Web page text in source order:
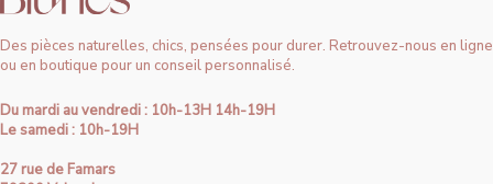
Des pièces naturelles, chics, pensées pour durer. Retrouvez-nous en ligne
ou en boutique pour un conseil personnalisé.
Du mardi au vendredi : 10h-13H 14h-19H
Le samedi : 10h-19H
27 rue de Famars